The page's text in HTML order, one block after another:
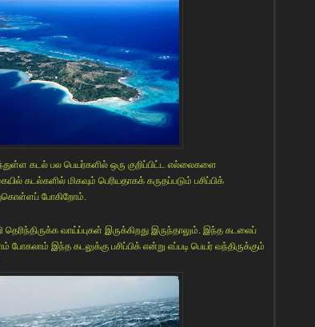
கடல் பல பெயர்களில் ஒரு குறிப்பிட்ட எல்லைகளை
கடல்களில் மிகவும் பெரியதாகக் கருதப்படும் பசிப்பிக்
போகிறோம்.
தெரிந்திருக்க வாய்ப்புகள் இருக்கிறது இருந்தாலும். இந்த கடலைப்
இந்த கடலுக்கு பசிப்பிக் என்று எப்படி பெயர் வந்திருக்கும்